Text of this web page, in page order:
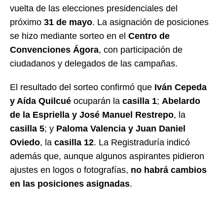
vuelta de las elecciones presidenciales del
próximo 31 de mayo. La asignación de posiciones
se hizo mediante sorteo en el Centro de
Convenciones Ágora, con participación de
ciudadanos y delegados de las campañas.
El resultado del sorteo confirmó que Iván Cepeda
y Aída Quilcué ocuparán la casilla 1; Abelardo
de la Espriella y José Manuel Restrepo, la
casilla 5; y Paloma Valencia y Juan Daniel
Oviedo, la casilla 12. La Registraduría indicó
además que, aunque algunos aspirantes pidieron
ajustes en logos o fotografías, no habrá cambios
en las posiciones asignadas.